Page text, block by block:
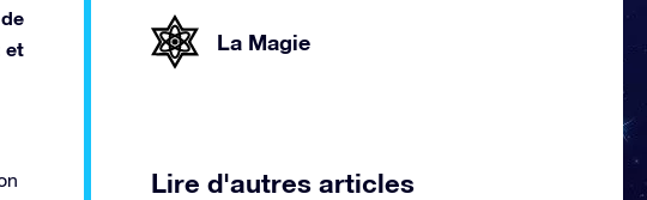
et
La Magie
Lire d'autres articles